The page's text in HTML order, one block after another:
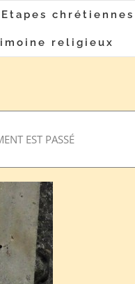
Etapes chrétiennes
religieux
EST PASSÉ